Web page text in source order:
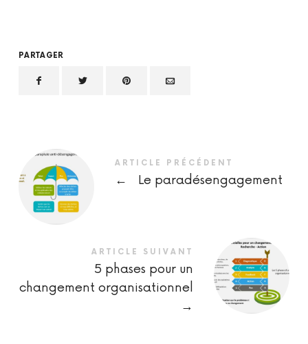
PARTAGER
ARTICLE PRÉCÉDENT
← Le paradésengagement
ARTICLE SUIVANT
5 phases pour un
changement organisationnel
→